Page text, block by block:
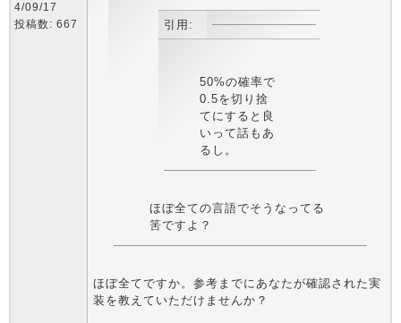
4/09/17
投稿数: 667
引用:
50%の確率で
0.5を切り捨
てにすると良
いって話もあ
るし。
ほぼ全ての言語でそうなってる
筈ですよ？
ほぼ全てですか。参考までにあなたが確認された実
装を教えていただけませんか？